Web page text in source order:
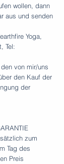
wollen, dann
aus und senden
Yoga,
Tel:
von mir/uns
den Kauf der
der
zum
Tag des
Preis